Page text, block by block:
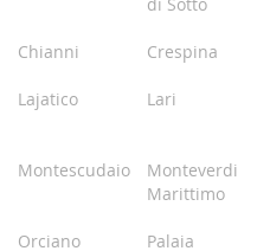
Chianni
Crespina
Lajatico
Lari
Montescudaio
Monteverdi
Marittimo
Orciano
Palaia